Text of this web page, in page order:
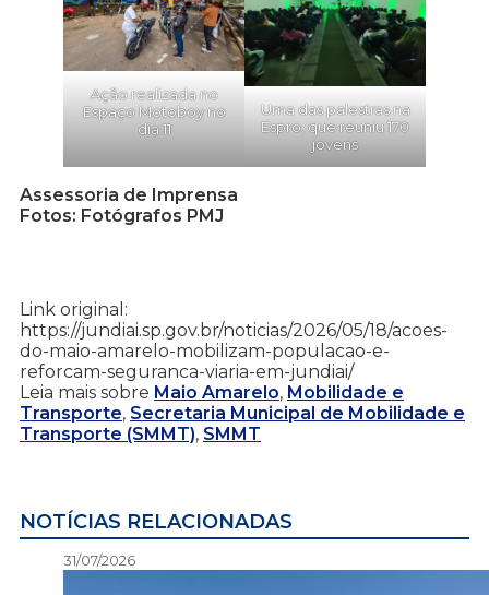
Ação realizada no
Espaço Motoboy no
dia 11
Uma das palestras na
Espro, que reuniu 170
jovens
Assessoria de Imprensa
Fotos: Fotógrafos PMJ
Link original:
https://jundiai.sp.gov.br/noticias/2026/05/18/acoes-
do-maio-amarelo-mobilizam-populacao-e-
reforcam-seguranca-viaria-em-jundiai/
Leia mais sobre Maio Amarelo, Mobilidade e
Transporte, Secretaria Municipal de Mobilidade e
Transporte (SMMT), SMMT
NOTÍCIAS RELACIONADAS
31/07/2026